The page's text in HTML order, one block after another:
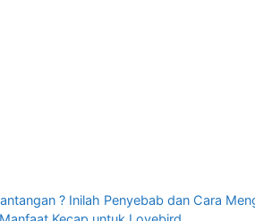
? Inilah Penyebab dan Cara